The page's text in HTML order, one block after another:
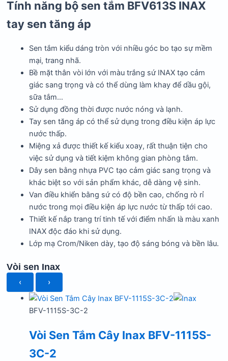
Tính năng bộ sen tắm BFV613S INAX
tay sen tăng áp
Sen tắm kiểu dáng tròn với nhiều góc bo tạo sự mềm
mại, trang nhã.
Bề mặt thân vòi lớn với màu trắng sứ INAX tạo cảm
giác sang trọng và có thể dùng làm khay để dầu gội,
sữa tắm…
Sử dụng đồng thời được nước nóng và lạnh.
Tay sen tăng áp có thể sử dụng trong điều kiện áp lực
nước thấp.
Miệng xả được thiết kế kiểu xoay, rất thuận tiện cho
việc sử dụng và tiết kiệm không gian phòng tắm.
Dây sen bằng nhựa PVC tạo cảm giác sang trọng và
khác biệt so với sản phẩm khác, dễ dàng vệ sinh.
Van điều khiển bằng sứ có độ bền cao, chống rò rỉ
nước trong mọi điều kiện áp lực nước từ thấp tới cao.
Thiết kế nắp trang trí tinh tế với điểm nhấn là màu xanh
INAX độc đáo khi sử dụng.
Lớp mạ Crom/Niken dày, tạo độ sáng bóng và bền lâu.
Vòi sen Inax
‹ ›
BFV-1115S-3C-2
Vòi Sen Tắm Cây Inax BFV-1115S-
3C-2